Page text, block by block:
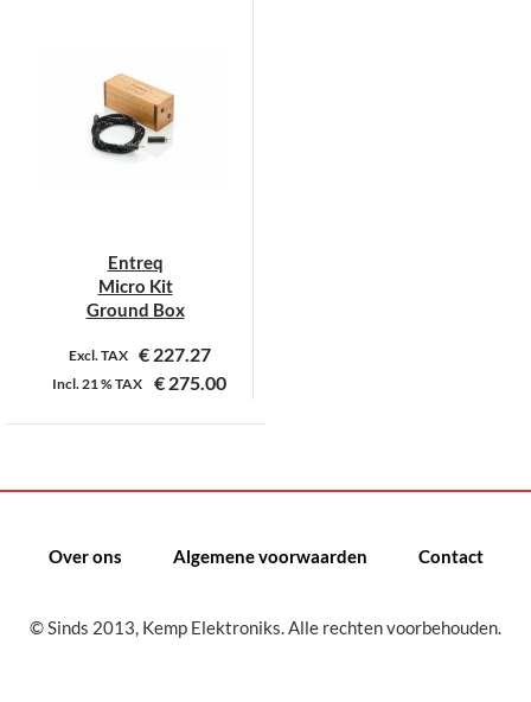
Entreq
Micro Kit
Ground Box
Excl. TAX €227.27
Incl.21 %TAX € 275.00
Dit
kan
Over ons Algemene voorwaarden Contact
© Sinds 2013, Kemp Elektroniks. Alle rechten voorbehouden.